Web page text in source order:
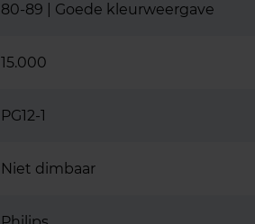
80-89 | Goede kleurweergave
15.000
PG12-1
Niet dimbaar